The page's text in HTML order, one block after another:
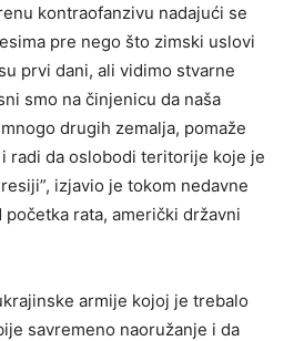
kontraofanzivu nadajući se
pre nego što zimski uslovi
prvi dani, ali vidimo stvarne
smo na činjenicu da naša
drugih zemalja, pomaže
radi da oslobodi teritorije koje je
izjavio je tokom nedavne
rata, američki državni
armije kojoj je trebalo
savremeno naoružanje i da